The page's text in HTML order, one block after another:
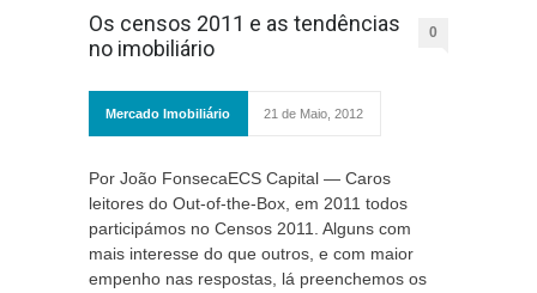
Os censos 2011 e as tendências
no imobiliário
0
Mercado Imobiliário 21 de Maio, 2012
Por João FonsecaECS Capital — Caros
leitores do Out-of-the-Box, em 2011 todos
participámos no Censos 2011. Alguns com
mais interesse do que outros, e com maior
empenho nas respostas, lá preenchemos os